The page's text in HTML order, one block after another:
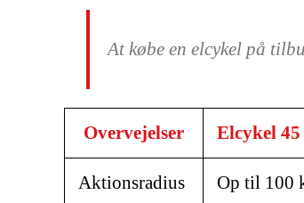
At købe en elcykel på
Overvejelser Elcykel
Aktionsradius Op til 100